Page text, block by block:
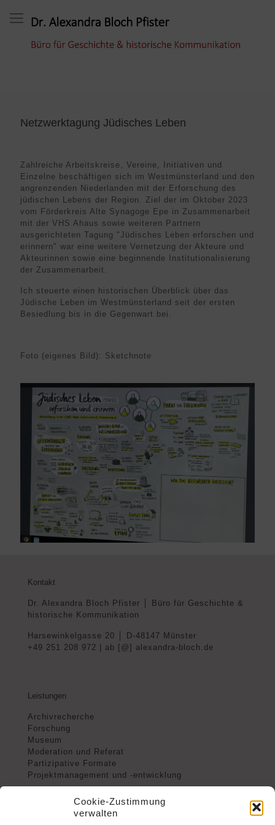
Cookie-Zustimmung
verwalten
Netzwerktagung Jüdisches Leben
Zahlreiche Arbeitskreise, Vereine, Initiativen und
Einzelne beschäftigen sich im Westmünsterland und den
angrenzenden Niederlanden mit der Erforschung des
jüdischen Lebens der Region. Ziel der im Oktober 2023
vom Förderkreis Alte Synagoge Epe in Zusammenarbeit
mit der VHS Ahaus sowie weiteren Partnern
ausgerichteten Tagung "Jüdisches Leben erforschen und
erinnern" war eine weitere Vernetzung der Akteure und
Akteurinnen sowie eine beginnende Institutionalisierung
der Zusammenarbeit.
Ich steuerte einen historischen Überblick über das
Jüdische Leben im Westmünsterland seit der ersten
Besiedlung bis in die Gegenwart bei.
Foto (eigenes Bild): Sketchnote
Kontakt
Dr. Alexandra Bloch Pfister │ Büro für Geschichte &
historische Kommunikation
Harsewinkelgasse 20 │ D-48147 Münster
+49 251 208 972 | ab [@] alexandra-bloch.de
Leistungen
Archivrecherche
Forschung
Museum
Moderation und Referat
Partizipative Formate
Projektmanagement und -entwicklung